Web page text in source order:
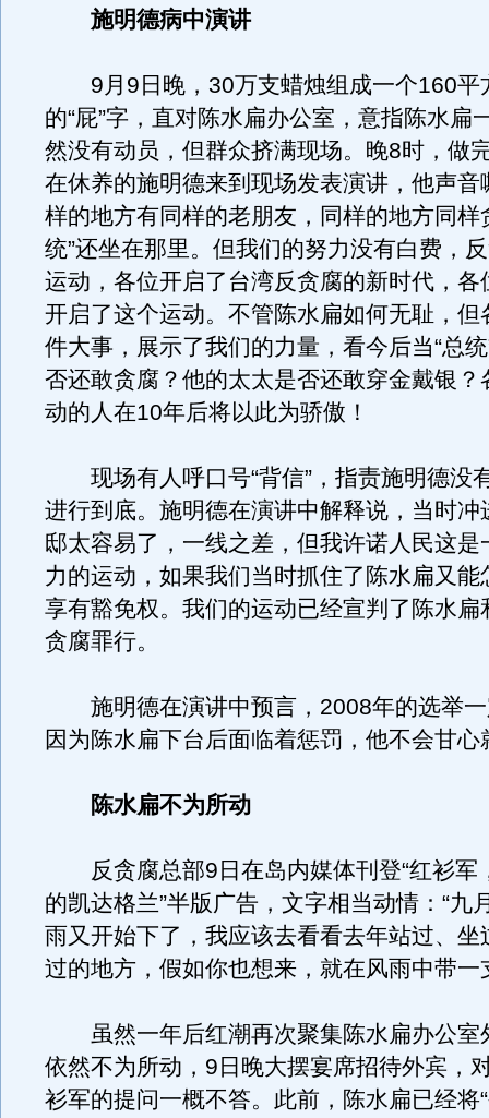
施明德病中演讲
9月9日晚，30万支蜡烛组成一个160平
的“屁”字，直对陈水扁办公室，意指陈水扁
然没有动员，但群众挤满现场。晚8时，做
在休养的施明德来到现场发表演讲，他声音
样的地方有同样的老朋友，同样的地方同样
统”还坐在那里。但我们的努力没有白费，
运动，各位开启了台湾反贪腐的新时代，各
开启了这个运动。不管陈水扁如何无耻，但
件大事，展示了我们的力量，看今后当“总
否还敢贪腐？他的太太是否还敢穿金戴银？
动的人在10年后将以此为骄傲！
现场有人呼口号“背信”，指责施明德没
进行到底。施明德在演讲中解释说，当时冲
邸太容易了，一线之差，但我许诺人民这是
力的运动，如果我们当时抓住了陈水扁又能
享有豁免权。我们的运动已经宣判了陈水扁
贪腐罪行。
施明德在演讲中预言，2008年的选举一
因为陈水扁下台后面临着惩罚，他不会甘心
陈水扁不为所动
反贪腐总部9日在岛内媒体刊登“红衫军
的凯达格兰”半版广告，文字相当动情：“九
雨又开始下了，我应该去看看去年站过、坐
过的地方，假如你也想来，就在风雨中带一
虽然一年后红潮再次聚集陈水扁办公室
依然不为所动，9日晚大摆宴席招待外宾，
衫军的提问一概不答。此前，陈水扁已经将